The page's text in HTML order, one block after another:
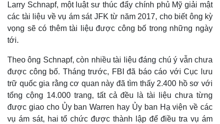
Larry Schnapf, một luật sư thúc đẩy chính phủ Mỹ giải mật
các tài liệu về vụ ám sát JFK từ năm 2017, cho biết ông kỳ
vọng sẽ có thêm tài liệu được công bố trong những ngày
tới.
Theo ông Schnapf, còn nhiều tài liệu đáng chú ý vẫn chưa
được công bố. Tháng trước, FBI đã báo cáo với Cục lưu
trữ quốc gia rằng cơ quan này đã tìm thấy 2.400 hồ sơ với
tổng cộng 14.000 trang, tất cả đều là tài liệu chưa từng
được giao cho Ủy ban Warren hay Ủy ban Hạ viện về các
vụ ám sát, hai tổ chức được thành lập để điều tra vụ ám